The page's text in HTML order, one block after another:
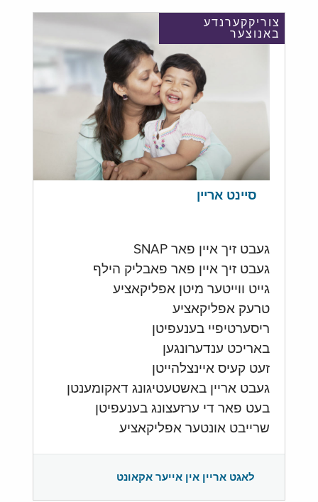
צוריקקערנדע
באנוצער
סיינט אריין
געבט זיך איין פאר SNAP
געבט זיך איין פאר פאבליק הילף
גייט ווייטער מיטן אפליקאציע
טרעק אפליקאציע
ריסערטיפיי בענעפיטן
באריכט ענדערונגען
זעט קעיס איינצלהייטן
געבט אריין באשטעטיגונג דאקומענטן
בעט פאר די ערזעצונג בענעפיטן
שרייבט אונטער אפליקאציע
לאגט אריין אין אייער אקאונט